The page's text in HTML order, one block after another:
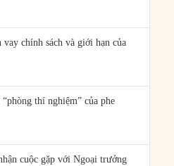
chính sách và giới hạn của
thí nghiệm” của phe
cuộc gặp với Ngoại trưởng